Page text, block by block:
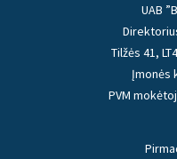
UAB
Tilžės 41,
Įmonės
PVM